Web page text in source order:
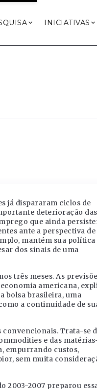
INICIATIVAS
já dispararam ciclos de
deterioração das
que ainda
ante a perspectiva de
mantém sua política
dos sinais de uma
três meses. As
americana,
bolsa brasileira, uma
a continuidade de
Trata-se
e das
empurrando custos,
sem muita
2003-2007 preparou